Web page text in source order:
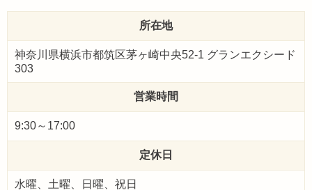
所在地
神奈川県横浜市都筑区茅ヶ崎中央52-1 グランエクシード
303
営業時間
9:30～17:00
定休日
水曜、土曜、日曜、祝日